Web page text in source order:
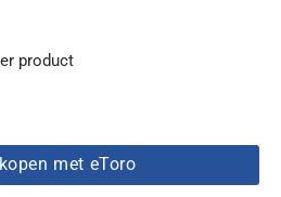
product
met eToro